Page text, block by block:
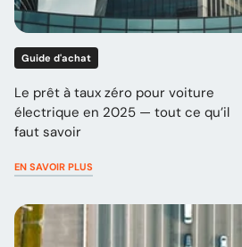
Guide d'achat
Le prêt à taux zéro pour voiture
électrique en 2025 — tout ce qu’il
faut savoir
EN SAVOIR PLUS